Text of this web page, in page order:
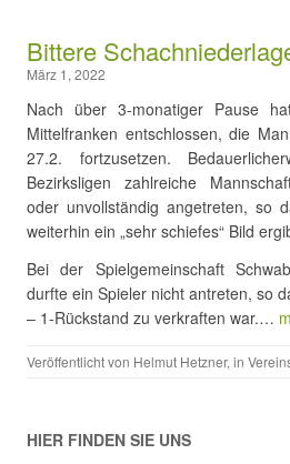
Bittere
März 1, 2022
Nach über 3-monatiger Pause
Mittelfranken entschlossen, die
27.2. fortzusetzen.
Bezirksligen zahlreiche
oder unvollständig angetreten, so
weiterhin ein „sehr schiefes“ Bild
Bei der Spielgemeinschaft
durfte ein Spieler nicht antreten, so
– 1-Rückstand zu verkraften war.…
Veröffentlicht von Helmut Hetzner, in
HIER FINDEN SIE UNS